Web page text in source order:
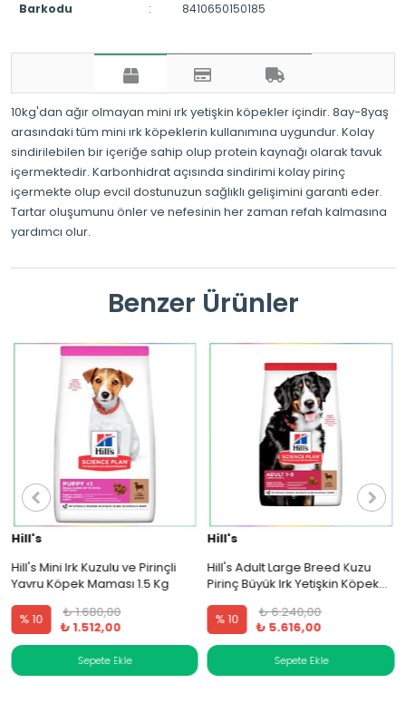
Barkodu
: 8410650150185
10kg'dan ağır olmayan mini ırk yetişkin köpekler içindir. 8ay-8yaş
arasındaki tüm mini ırk köpeklerin kullanımına uygundur. Kolay
sindirilebilen bir içeriğe sahip olup protein kaynağı olarak tavuk
içermektedir. Karbonhidrat açısında sindirimi kolay pirinç
içermekte olup evcil dostunuzun sağlıklı gelişimini garanti eder.
Tartar oluşumunu önler ve nefesinin her zaman refah kalmasına
yardımcı olur.
Benzer Ürünler
Hill's
Hill's Mini Irk Kuzulu ve Pirinçli
Yavru Köpek Maması 1.5 Kg
% 10
₺ 1.680,00
₺ 1.512,00
Hill's
Hill's Adult Large Breed Kuzu
Pirinç Büyük Irk Yetişkin Köpek
% 10
₺ 6.240,00
₺ 5.616,00